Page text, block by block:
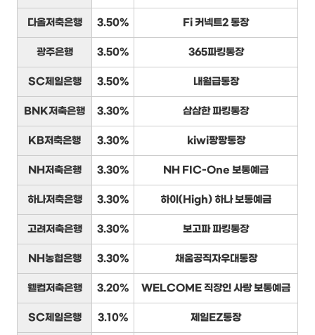
다올저축은행 3.50% Fi 커넥트2 통장
광주은행 3.50% 365파킹통장
SC제일은행 3.50% 내월급통장
BNK저축은행 3.30% 삼삼한 파킹통장
KB저축은행 3.30% kiwi팡팡통장
NH저축은행 3.30% NH FIC-One 보통예금
하나저축은행 3.30% 하이(High) 하나 보통예금
고려저축은행 3.30% 보고파 파킹통장
NH농협은행 3.30% 채움공직자우대통장
웰컴저축은행 3.20% WELCOME 직장인 사랑 보통예금
SC제일은행 3.10% 제일EZ통장